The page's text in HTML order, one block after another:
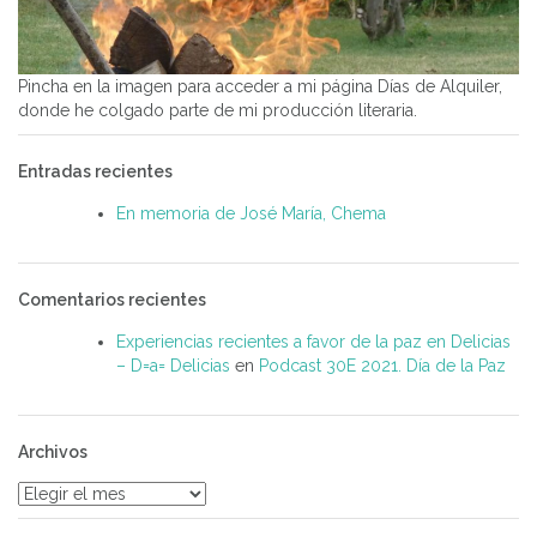
Pincha en la imagen para acceder a mi página Días de Alquiler,
donde he colgado parte de mi producción literaria.
Entradas recientes
En memoria de José María, Chema
Comentarios recientes
Experiencias recientes a favor de la paz en Delicias
– D=a= Delicias en Podcast 30E 2021. Día de la Paz
Archivos
Archivos